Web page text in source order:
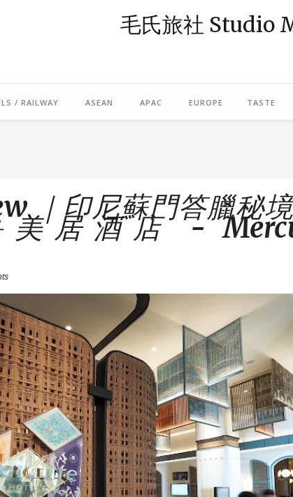
毛氏旅社 Studio
/ RAILWAY ASEAN APAC EUROPE TASTE
｜印尼蘇門答臘秘
居酒店 -